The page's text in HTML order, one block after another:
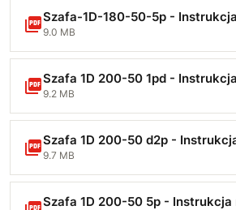
Szafa-1D-180-50-5p -
9.0 MB
Szafa 1D 200-50 1pd -
9.2 MB
Szafa 1D 200-50 d2p -
9.7 MB
Szafa 1D 200-50 5p - Instrukcja